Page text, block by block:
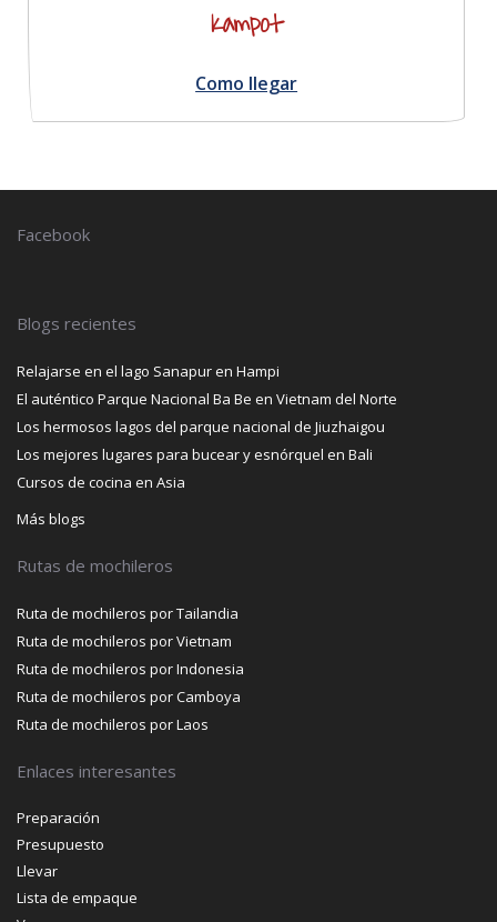
Kampot
Como llegar
Facebook
Blogs recientes
Relajarse en el lago Sanapur en Hampi
El auténtico Parque Nacional Ba Be en Vietnam del Norte
Los hermosos lagos del parque nacional de Jiuzhaigou
Los mejores lugares para bucear y esnórquel en Bali
Cursos de cocina en Asia
Más blogs
Rutas de mochileros
Ruta de mochileros por Tailandia
Ruta de mochileros por Vietnam
Ruta de mochileros por Indonesia
Ruta de mochileros por Camboya
Ruta de mochileros por Laos
Enlaces interesantes
Preparación
Presupuesto
Llevar
Lista de empaque